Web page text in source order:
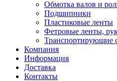
Обмотка валов и
Подшипники
Пластиковые ленты
Фетровые ленты,
Транспортирующие
Компания
Информация
Доставка
Контакты